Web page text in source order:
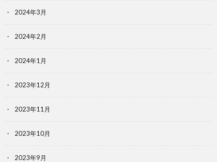
2024年3月
2024年2月
2024年1月
2023年12月
2023年11月
2023年10月
2023年9月